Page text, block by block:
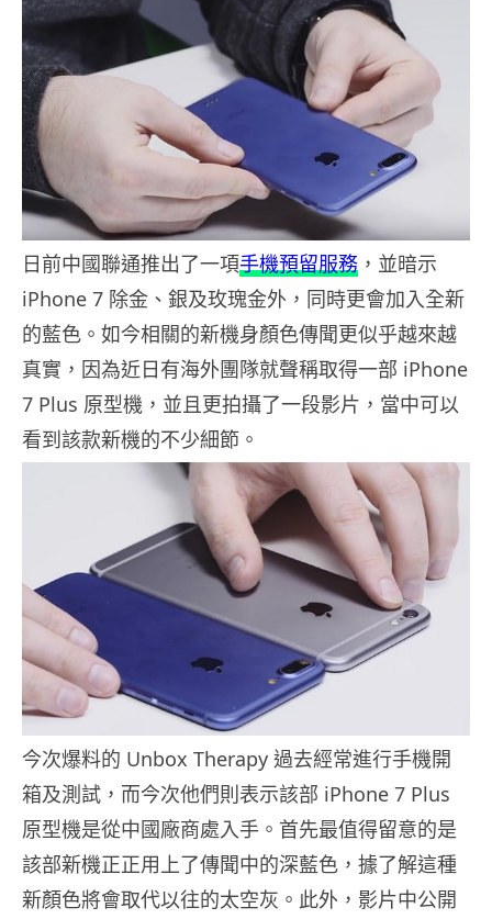
日前中國聯通推出了一項手機預留服務 ，並暗示
iPhone 7 除金、銀及玫瑰金外，同時更會加入全新
的藍色。如今相關的新機身顏色傳聞更似乎越來越
真實，因為近日有海外團隊就聲稱取得一部 iPhone
7 Plus 原型機，並且更拍攝了一段影片，當中可以
看到該款新機的不少細節。
今次爆料的 Unbox Therapy 過去經常進行手機開
箱及測試，而今次他們則表示該部 iPhone 7 Plus
原型機是從中國廠商處入手。首先最值得留意的是
該部新機正正用上了傳聞中的深藍色，據了解這種
新顏色將會取代以往的太空灰。此外，影片中公開